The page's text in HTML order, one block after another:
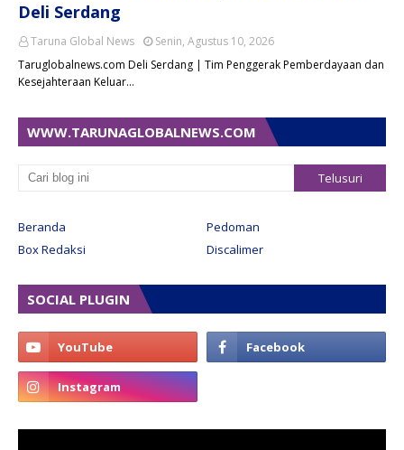
Deli Serdang
Taruna Global News
Senin, Agustus 10, 2026
Taruglobalnews.com Deli Serdang | Tim Penggerak Pemberdayaan dan
Kesejahteraan Keluar…
WWW.TARUNAGLOBALNEWS.COM
Beranda
Pedoman
Box Redaksi
Discalimer
SOCIAL PLUGIN